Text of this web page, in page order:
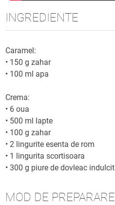
INGREDIENTE
Caramel:
• 150 g zahar
• 100 ml apa
Crema:
• 6 oua
• 500 ml lapte
• 100 g zahar
• 2 lingurite esenta de rom
• 1 lingurita scortisoara
•300 g piure de dovleac indulcit
MOD DE PREPARARE